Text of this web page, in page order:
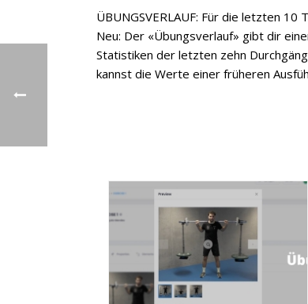
ÜBUNGSVERLAUF: Für die letzten 10
Neu: Der «Übungsverlauf» gibt dir
Statistiken der letzten zehn
kannst die Werte einer früheren